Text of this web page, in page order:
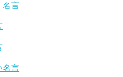
名言
名言